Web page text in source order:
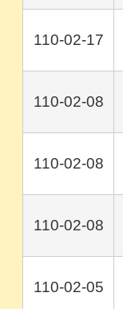
110-02-17
110-02-08
110-02-08
110-02-08
110-02-05